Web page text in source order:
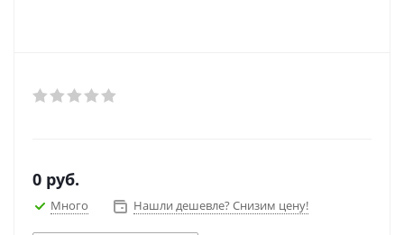
0 руб.
Много Нашли дешевле? Снизим цену!